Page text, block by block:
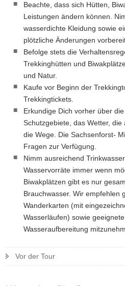
Beachte, dass sich Hütten,
Leistungen ändern können.
wasserdichte Kleidung sowie
plötzliche Änderungen
Befolge stets die
Trekkinghütten und
und Natur.
Kaufe vor Beginn der
Trekkingtickets.
Erkundige Dich vorher über
Schutzgebiete, das Wetter,
die Wege. Die Sachsenforst-
Fragen zur Verfügung.
Nimm ausreichend
Wasservorräte immer wenn
Biwakplätzen gibt es nur
Brauchwasser. Wir empfehlen
Wanderkarten (mit
Wasserläufen) sowie
Wasseraufbereitung
Vor der Tour